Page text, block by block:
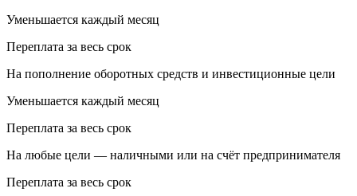
Уменьшается каждый месяц
Переплата за весь срок
На пополнение оборотных средств и инвестиционные цели
Уменьшается каждый месяц
Переплата за весь срок
На любые цели — наличными или на счёт предпринимателя
Переплата за весь срок